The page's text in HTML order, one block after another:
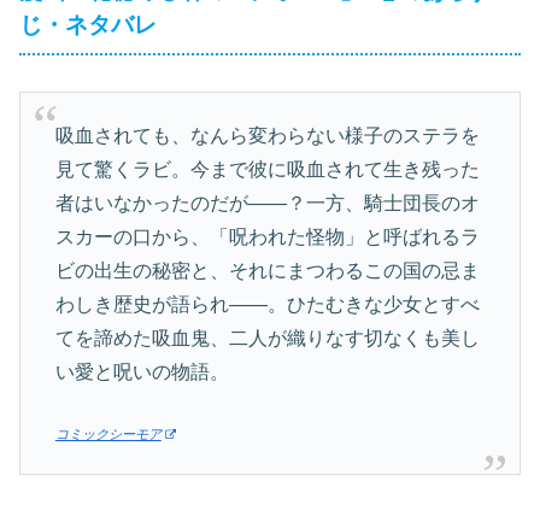
じ・ネタバレ
吸血されても、なんら変わらない様子のステラを
見て驚くラビ。今まで彼に吸血されて生き残った
者はいなかったのだが――？一方、騎士団長のオ
スカーの口から、「呪われた怪物」と呼ばれるラ
ビの出生の秘密と、それにまつわるこの国の忌ま
わしき歴史が語られ――。ひたむきな少女とすべ
てを諦めた吸血鬼、二人が織りなす切なくも美し
い愛と呪いの物語。
コミックシーモア